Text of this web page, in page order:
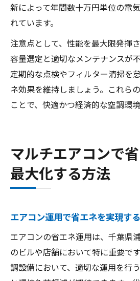
新によって年間数十万円単位の電
れています。
注意点として、性能を最大限発揮
容量選定と適切なメンテナンスが
定期的な点検やフィルター清掃を
ネ効果を維持しましょう。これら
ことで、快適かつ経済的な空調環
マルチエアコンで
最大化する方法
エアコン運用で省エネを実現す
エアコンの省エネ運用は、千葉県
のビルや店舗において特に重要で
調設備において、適切な運用を行